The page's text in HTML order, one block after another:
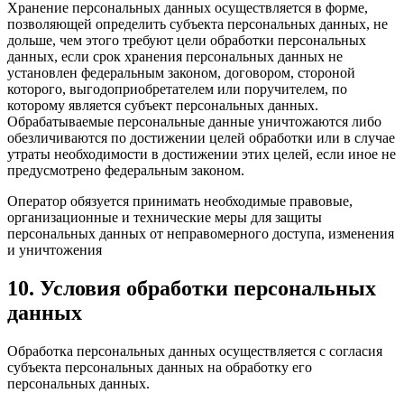
Хранение персональных данных осуществляется в форме,
позволяющей определить субъекта персональных данных, не
дольше, чем этого требуют цели обработки персональных
данных, если срок хранения персональных данных не
установлен федеральным законом, договором, стороной
которого, выгодоприобретателем или поручителем, по
которому является субъект персональных данных.
Обрабатываемые персональные данные уничтожаются либо
обезличиваются по достижении целей обработки или в случае
утраты необходимости в достижении этих целей, если иное не
предусмотрено федеральным законом.
Оператор обязуется принимать необходимые правовые,
организационные и технические меры для защиты
персональных данных от неправомерного доступа, изменения
и уничтожения
10. Условия обработки персональных
данных
Обработка персональных данных осуществляется с согласия
субъекта персональных данных на обработку его
персональных данных.